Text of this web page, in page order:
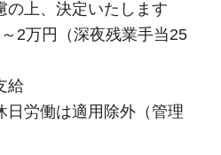
上、決定いたします
2万円（深夜残業手当25
給
労働は適用除外（管理